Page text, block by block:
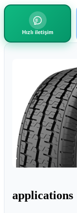
Hızlı iletişim
applications